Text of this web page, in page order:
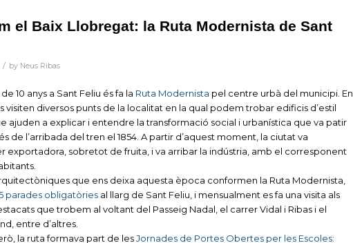
el Baix Llobregat: la Ruta Modernista de Sant
/ by Neus Ribas
de10 anys a Sant Feliu és fa la Ruta Modernista pel centre urbà del municipi. En
visiten diversos punts de la localitat en la qual podem trobar edificis d’estil
ajuden a explicar i entendre la transformació social i urbanística que va patir
de l’arribada del tren el 1854. A partir d’aquest moment, la ciutat va
exportadora, sobretot de fruita, i va arribar la indústria, amb el corresponent
que ens deixa aquesta època conformen la Ruta Modernista,
parades obligatòries al llarg de Sant Feliu, i mensualment es fa una visita als
que trobem al voltant del Passeig Nadal, el carrer Vidal i Ribas i el
, entre d’altres.
la ruta formava part de lesJornades de Portes Obertes per les Escoles: